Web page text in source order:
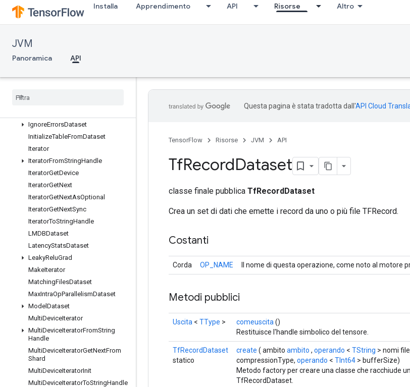
Installa Apprendimento API Risorse Altro
JVM
Panoramica API
DatasetToSingleElement
DatasetToTfRecord
DeleteMemoryCache
DenseToSparseBatchDataset
DeserializeIterator
Filter
IgnoreErrorsDataset
InitializeTableFromDataset
Iterator
IteratorFromStringHandle
IteratorGetDevice
IteratorGetNext
IteratorGetNextAsOptional
IteratorGetNextSync
IteratorToStringHandle
LMDBDataset
LatencyStatsDataset
LeakyReluGrad
MakeIterator
MatchingFilesDataset
MaxIntraOpParallelismDataset
Model Dataset
MultiDeviceIterator
MultiDeviceIteratorFromString
Handle
MultiDeviceIteratorGetNextFrom
Shard
MultiDeviceIteratorInit
MultiDeviceIteratorToStringHandle
Questa pagina è stata tradotta dall'API Cloud
TensorFlow Risorse JVM API
TfRecordDataset
classe finale pubblica TfRecordDataset
Crea un set di dati che emette i record da uno o più file TFRecord.
Costanti
Corda OP_NAME Il nome di questa operazione, come noto al motore
Metodi pubblici
Uscita < TType > comeuscita ()
Restituisce l'handle simbolico del tensore.
TfRecordDataset
statico
create ( ambito ambito , operando < TString > nomi
compressionType, operando < TInt64 > bufferSize)
Metodo factory per creare una classe che racchiude
TfRecordDataset.